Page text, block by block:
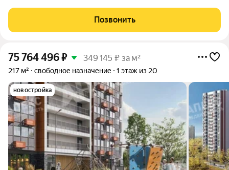
коммерческое помещение, расположенное в шести минутах
ходьбы от станции МЦД "Подрезково".
Позвонить
75 764 496₽ 349 145 ₽ за м²
217 м² свободное назначение 1 этаж из 20
новостройка